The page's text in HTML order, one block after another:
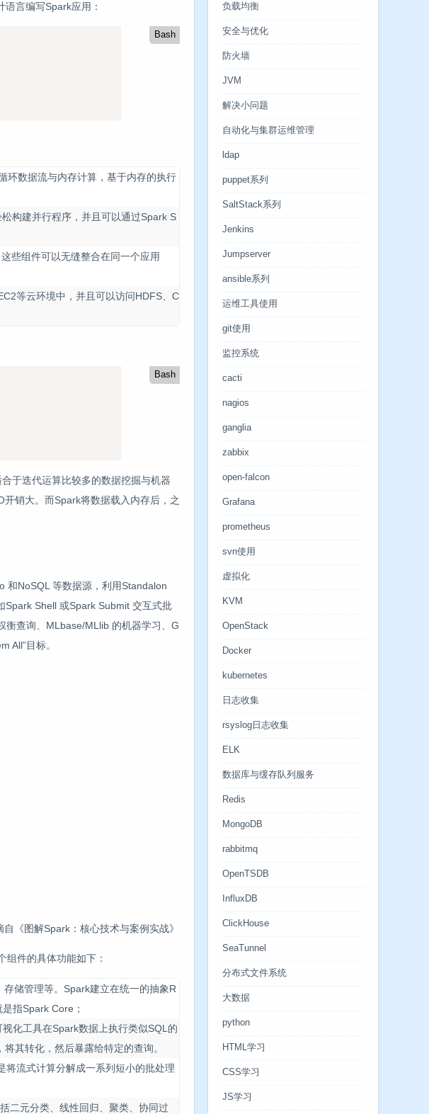
言编写Spark应用：
Bash
环数据流与内存计算，基于内存的执行
构建并行程序，并且可以通过Spark S
些组件可以无缝整合在同一个应用
等云环境中，并且可以访问HDFS、C
Bash
于迭代运算比较多的数据挖掘与机器
销大。而Spark将数据载入内存后，之
NoSQL 等数据源，利用Standalon
Spark Shell 或Spark Submit 交互式批
衡查询、MLbase/MLlib 的机器学习、G
All”目标。
《图解Spark：核心技术与案例实战》
件的具体功能如下：
储管理等。Spark建立在统一的抽象R
指Spark Core；
化工具在Spark数据上执行类似SQL的
其转化，然后暴露给特定的查询。
流式计算分解成一系列短小的批处理
二元分类、线性回归、聚类、协同过
负载均衡
安全与优化
防火墙
JVM
解决小问题
自动化与集群运维管理
ldap
puppet系列
SaltStack系列
Jenkins
Jumpserver
ansible系列
运维工具使用
git使用
监控系统
cacti
nagios
ganglia
zabbix
open-falcon
Grafana
prometheus
svn使用
虚拟化
KVM
OpenStack
Docker
kubernetes
日志收集
rsyslog日志收集
ELK
数据库与缓存队列服务
Redis
MongoDB
rabbitmq
OpenTSDB
InfluxDB
ClickHouse
SeaTunnel
分布式文件系统
大数据
python
HTML学习
CSS学习
JS学习